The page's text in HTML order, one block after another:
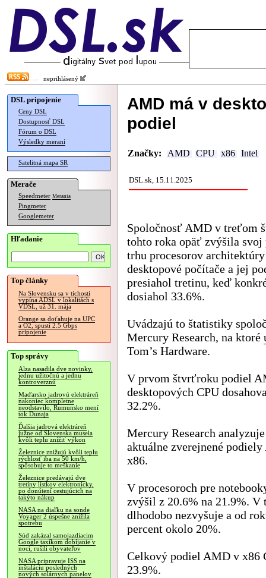
neprihlásený
DSL pripojenie
Ceny DSL
Dostupnosť DSL
Fórum o DSL
Výsledky meraní
Satelitná mapa SR
Merače
Speedmeter Merania
Pingmeter
Googlemeter
Hľadanie
Top články
Na Slovensku sa v tichosti
vypína ADSL v lokalitách s
VDSL, už 31. mája
Orange sa doťahuje na UPC
a O2, spustí 2.5 Gbps
pripojenie
Top správy
Alza nasadila dve novinky,
jednu užitočnú a jednu
kontroverznú
Maďarsko jadrovú elektráreň
nakoniec kompletne
neodstavilo, Rumunsko mení
tok Dunaja
Ďalšia jadrová elektráreň
južne od Slovenska musela
kvôli teplu znížiť výkon
Železnice znižujú kvôli teplu
rýchlosť iba na 50 km/h,
spôsobuje to meškanie
Železnice predávajú dve
tretiny lístkov elektronicky,
po donútení cestujúcich na
takýto nákup
NASA na diaľku na sonde
Voyager 2 úspešne znížila
spotrebu
Súd zakázal samojazdiacim
Google taxíkom dobíjanie v
noci, rušili obyvateľov
NASA pripravuje ISS na
inštaláciu posledných
nových solárnych panelov
AMD má v
podiel
Značky: AMD CPU x86 Intel
DSL.sk, 15.11.2025
Spoločnosť AMD v treťom
tohto roka opäť zvýšila svoj
trhu procesorov
desktopové počítače a jej
presiahol tretinu, keď
dosiahol 33.6%.
Uvádzajú to štatistiky
Mercury Research, na ktoré
Tom’s Hardware.
V prvom štvrťroku podiel
desktopových CPU
32.2%.
Mercury Research
aktuálne zverejnené
x86.
V procesoroch pre
zvýšil z 20.6% na 21.9%. V
dlhodobo nezvyšuje a od
percent okolo 20%.
Celkový podiel AMD v x86
23.9%.